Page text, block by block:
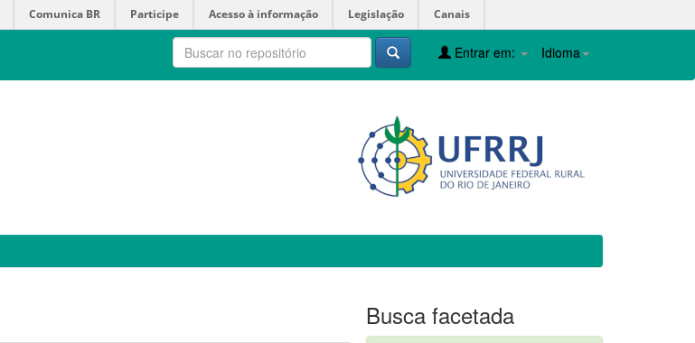
Comunica BR Participe Acesso à informação Legislação Canais
Idioma
Entrar em:
Busca facetada